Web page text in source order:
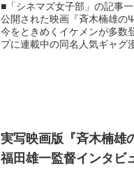
■「シネマズ女子部」の記事
公開された映画『斉木楠雄の
今をときめくイケメンが多数
プに連載中の同名人気ギャグ
実写映画版『斉木楠雄
福田雄一監督インタビ